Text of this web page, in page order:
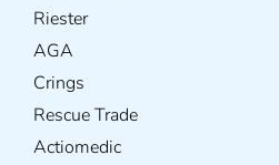
Riester
AGA
Crings
Rescue Trade
Actiomedic